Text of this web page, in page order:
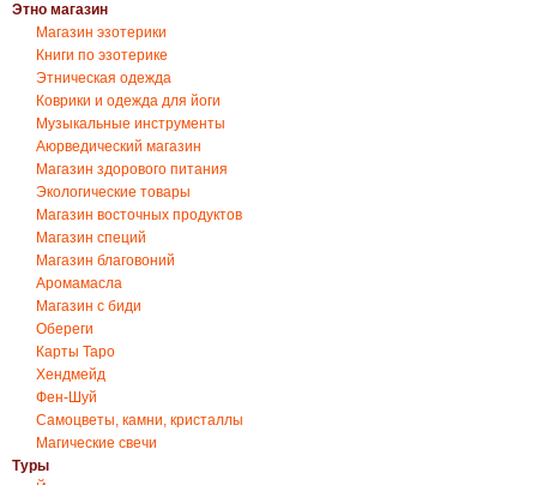
Этно магазин
Магазин эзотерики
Книги по эзотерике
Этническая одежда
Коврики и одежда для йоги
Музыкальные инструменты
Аюрведический магазин
Магазин здорового питания
Экологические товары
Магазин восточных продуктов
Магазин специй
Магазин благовоний
Аромамасла
Магазин с биди
Обереги
Карты Таро
Хендмейд
Фен-Шуй
Самоцветы, камни, кристаллы
Магические свечи
Туры